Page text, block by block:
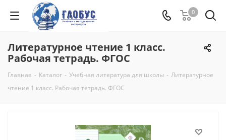
0
Литературное чтение 1 класс.
Рабочая тетрадь. ФГОС
Главная - Каталог - Учебная литература для школы - Литературное
чтение 1 класс. Рабочая тетрадь. ФГОС